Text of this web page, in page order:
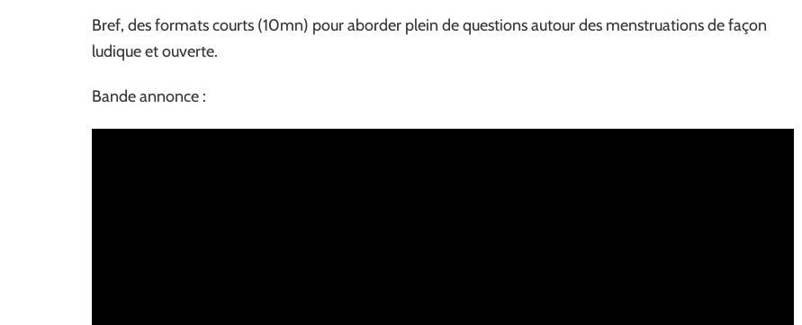
Bref, des formats courts (10mn) pour aborder plein de questions autour des menstruations de façon
ludique et ouverte.
Bande annonce :